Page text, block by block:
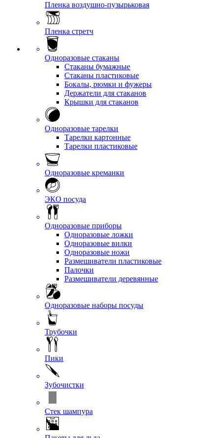
Пленка воздушно-пузырьковая
Пленка стретч
Одноразовые стаканы
Стаканы бумажные
Стаканы пластиковые
Бокалы, рюмки и фужеры
Держатели для стаканов
Крышки для стаканов
Одноразовые тарелки
Тарелки картонные
Тарелки пластиковые
Одноразовые креманки
ЭКО посуда
Одноразовые приборы
Одноразовые ложки
Одноразовые вилки
Одноразовые ножи
Размешиватели пластиковые
Палочки
Размешиватели деревянные
Одноразовые наборы посуды
Трубочки
Пики
Зубочистки
Стек шампура